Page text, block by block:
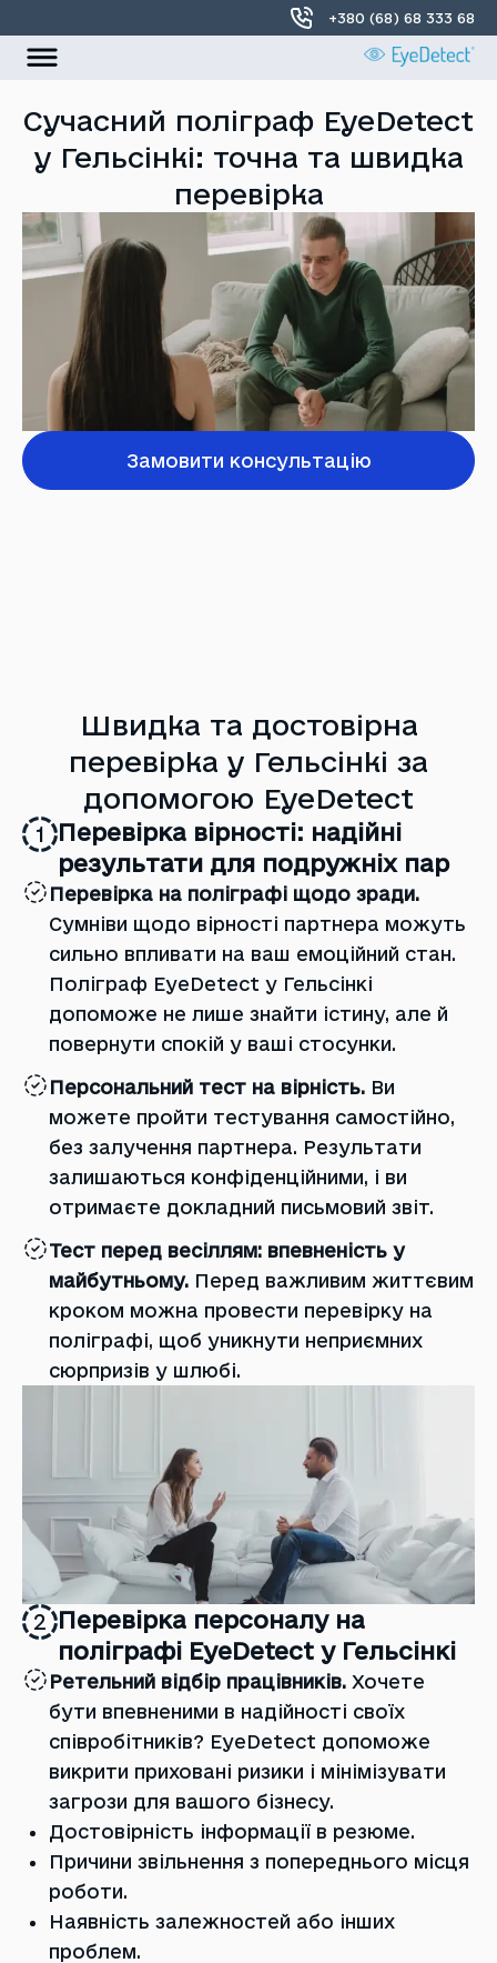
+380 (68) 68 333 68
Головна
Локації
Контакти
Сучасний поліграф EyeDetect
у Гельсінкі: точна та швидка
перевірка
Замовити консультацію
Швидка та достовірна
перевірка у Гельсінкі за
допомогою EyeDetect
1
Перевірка вірності: надійні
результати для подружніх пар
Перевірка на поліграфі щодо зради.
Сумніви щодо вірності партнера можуть
сильно впливати на ваш емоційний стан.
Поліграф EyeDetect у Гельсінкі
допоможе не лише знайти істину, але й
повернути спокій у ваші стосунки.
Персональний тест на вірність. Ви
можете пройти тестування самостійно,
без залучення партнера. Результати
залишаються конфіденційними, і ви
отримаєте докладний письмовий звіт.
Тест перед весіллям: впевненість у
майбутньому. Перед важливим життєвим
кроком можна провести перевірку на
поліграфі, щоб уникнути неприємних
сюрпризів у шлюбі.
2 Перевірка персоналу на
поліграфі EyeDetect у Гельсінкі
Ретельний відбір працівників. Хочете
бути впевненими в надійності своїх
співробітників? EyeDetect допоможе
викрити приховані ризики і мінімізувати
загрози для вашого бізнесу.
Достовірність інформації в резюме.
Причини звільнення з попереднього місця
роботи.
Наявність залежностей або інших
проблем.